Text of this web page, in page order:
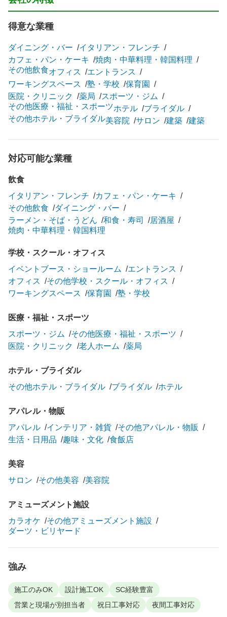
得意な業種
ダイニング・バー
イタリアン・フレンチ
カフェ・パン・ケーキ
焼肉・中華料理・韓国料理
その他飲食オフィス
エントランス
ワーキングスペース
塾・学校
保育園
医院・クリニック
薬局
スポーツ・ジム
その他医療・福祉・スポーツホテル
ブライダル
その他ホテル・ブライダル美容院 サロン 建築 建築
対応可能な業種
飲食
イタリアン・フレンチ
カフェ・パン・ケーキ
その他飲食
ダイニング・バー
ラーメン・そば・うどん
和食・寿司
居酒屋
焼肉・中華料理・韓国料理
学校・スクール・オフィス
イベントブース・ショールーム
エントランス
オフィス
その他学校・スクール・オフィス
ワーキングスペース
保育園 塾・学校
医療・福祉・スポーツ
スポーツ・ジム
その他医療・福祉・スポーツ
医院・クリニック
老人ホーム 薬局
ホテル・ブライダル
その他ホテル・ブライダル
ブライダル ホテル
アパレル・物販
アパレル
インテリア・雑貨
その他アパレル・物販
生活・日用品
趣味・文化 食飯店
美容
サロン
その他美容 美容院
アミューズメント施設
カラオケ
その他アミューズメント施設
ダーツ・ビリヤード
強み
施工のみOK 設計施工OK
SC経験豊富
営業と現場が別担当者
祝日工事対応 夜間工事対応